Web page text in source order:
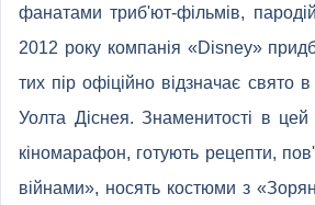
фанатами триб'ют-фільмів, пародій
2012 року компанія «Disney»
тих пір офіційно відзначає свято в
Уолта Діснея. Знаменитості в
кіномарафон, готують рецепти,
війнами», носять костюми з